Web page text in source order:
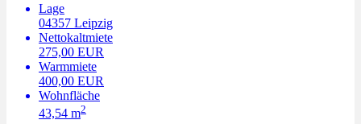
Lage
04357 Leipzig
Nettokaltmiete
275,00 EUR
Warmmiete
400,00 EUR
Wohnfläche
43,54 m2